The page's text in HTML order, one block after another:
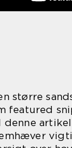
større
featured
denne